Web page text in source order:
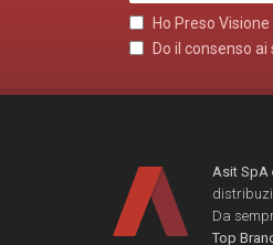
Ho Preso Visione
Do il consenso
Asit SpA
Da
Top